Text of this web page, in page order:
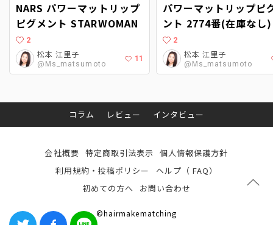
NARS パワーマットリップ
ピグメント STARWOMAN
2
松本 江里子
@Ms_matsumoto
11
パワーマットリップピ
ント 2774番(在庫なし)
2
松本 江里子
@Ms_matsumoto
コラム レビュー インタビュー
会社概要 特定商取引法表示 個人情報保護方針
利用規約・投稿ポリシー
ヘルプ（ FAQ）
初めての方へ
お問い合わせ
©hairmakematching